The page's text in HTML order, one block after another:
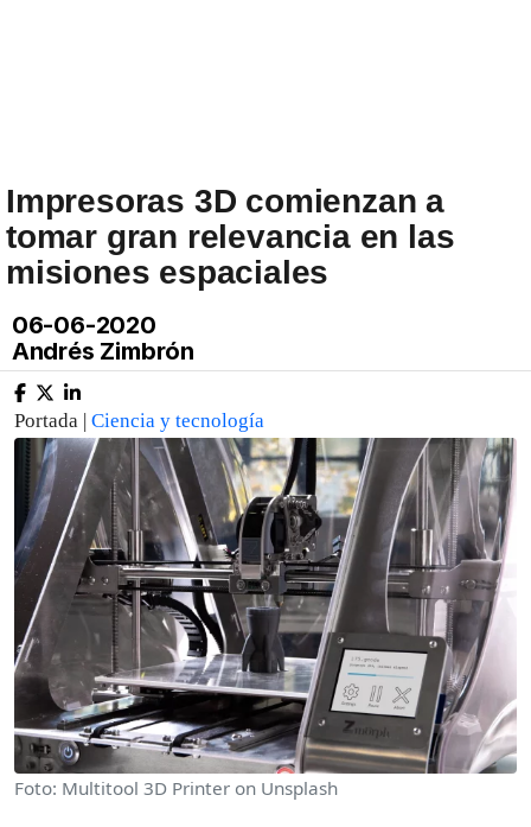
Impresoras 3D comienzan a
tomar gran relevancia en las
misiones espaciales
06-06-2020
Andrés Zimbrón
Portada | Ciencia y tecnología
Foto: Multitool 3D Printer on Unsplash